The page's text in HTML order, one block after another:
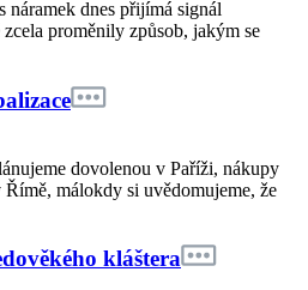
dnes přijímá signál
proměnily způsob, jakým se
dovolenou v Paříži, nákupy
málokdy si uvědomujeme, že
kláštera